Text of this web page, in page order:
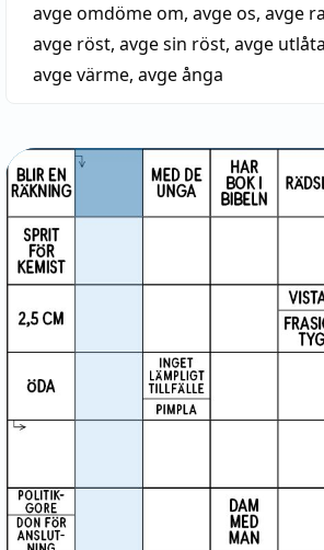
avge omdöme om, avge os, avge
avge röst, avge sin röst, avge
avge värme, avge ånga